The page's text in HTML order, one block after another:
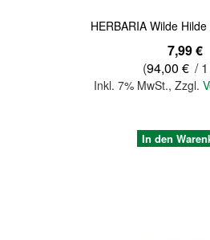
HERBARIA Wilde
7,99 €
(94,00 € /
Inkl. 7% MwSt.,Zzgl.
In den